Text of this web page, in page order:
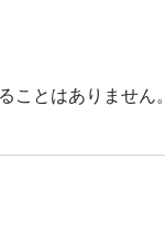
ことはありません。